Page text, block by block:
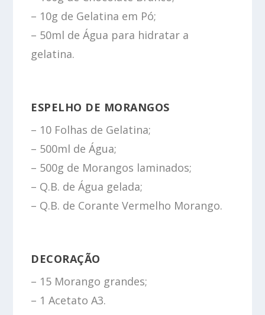
– 10g de Gelatina em Pó;
– 50ml de Água para hidratar a
gelatina.
ESPELHO DE MORANGOS
– 10 Folhas de Gelatina;
– 500ml de Água;
– 500g de Morangos laminados;
– Q.B. de Água gelada;
– Q.B. de Corante Vermelho Morango.
DECORAÇÃO
– 15 Morango grandes;
– 1 Acetato A3.